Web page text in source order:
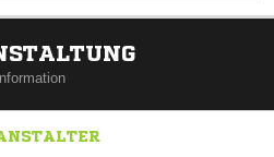
Information